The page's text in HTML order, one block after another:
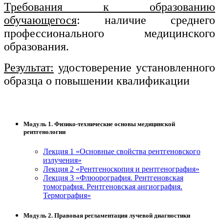
Требования к образованию
обучающегося: наличие среднего
профессионального медицинского
образования.
Результат: удостоверение установленного
образца о повышении квалификации
Модуль 1. Физико-технические основы медицинской
рентгенологии
Лекция 1 «Основные свойства рентгеновского
излучения»
Лекция 2 «Рентгеноскопия и рентгенография»
Лекция 3 «Флюорография. Рентгеновская
томография. Рентгеновская ангиография.
Термография»
Модуль 2. Правовая регламентация лучевой диагностики